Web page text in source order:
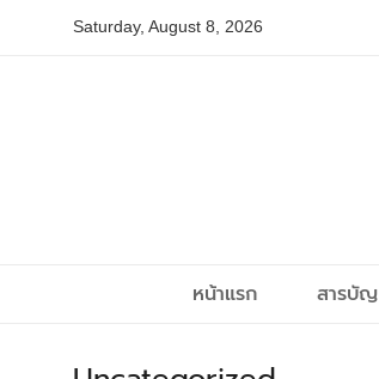
Saturday, August 8, 2026
หน้าแรก สารบัญ